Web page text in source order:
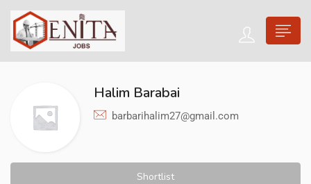
Halim Barabai
barbarihalim27@gmail.com
Shortlist